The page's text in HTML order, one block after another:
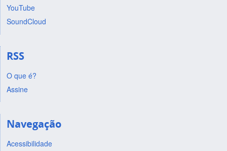
YouTube
SoundCloud
RSS
O que é?
Assine
Navegação
Acessibilidade